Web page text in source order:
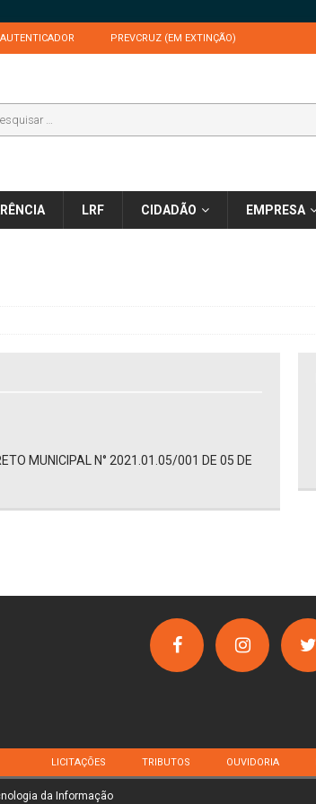
AUTENTICADOR PREVCRUZ (EM EXTINÇÃO)
LRF CIDADÃO EMPRESA
MUNICIPAL N° 2021.01.05/001 DE 05 DE
LICITAÇÕES TRIBUTOS OUVIDORIA
da Informação